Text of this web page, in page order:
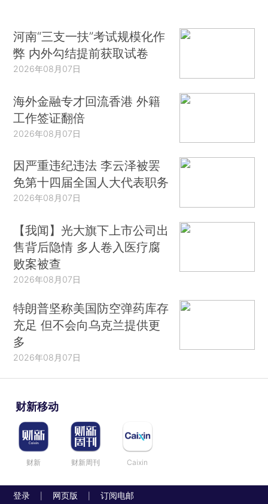
河南“三支一扶”考试规模化作
弊 内外勾结提前获取试卷
2026年08月07日
海外金融专才回流香港 外籍
工作签证翻倍
2026年08月07日
因严重违纪违法 李云泽被罢
免第十四届全国人大代表职务
2026年08月07日
【我闻】光大旗下上市公司出
售背后隐情 多人卷入医疗腐
败案被查
2026年08月07日
特朗普坚称美国防空弹药库存
充足 但不会向乌克兰提供更
多
2026年08月07日
财新移动
财新 财新周刊 Caixin
登录 网页版 订阅电邮